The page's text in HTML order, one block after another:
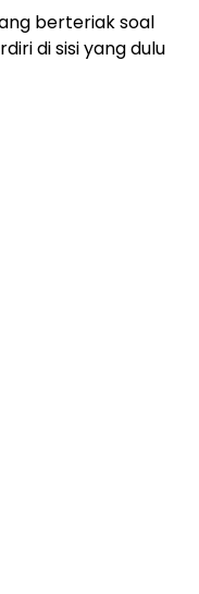
berteriak soal
di sisi yang dulu